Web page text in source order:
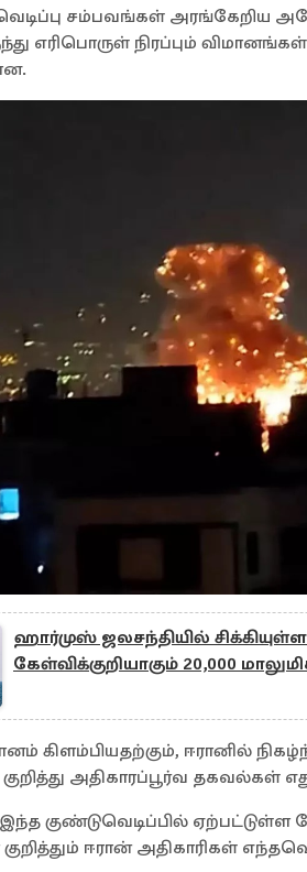
சம்பவங்கள் அரங்கேறிய
எரிபொருள் நிரப்பும்
ஹார்முஸ் ஜலசந்தியில்
கேள்விக்குறியாகும் 20,000
கிளம்பியதற்கும், ஈரானில்
அதிகாரப்பூர்வ தகவல்கள்
குண்டுவெடிப்பில்
குறித்தும் ஈரான் அதிகாரிகள்